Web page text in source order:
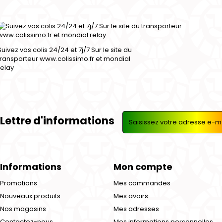
vos colis 24/24 et 7j/7 Sur le site du
www.colissimo.fr et mondial
Lettre d'informations
Informations
Promotions
Nouveaux produits
Nos magasins
Mon compte
Mes commandes
Mes avoirs
Mes adresses